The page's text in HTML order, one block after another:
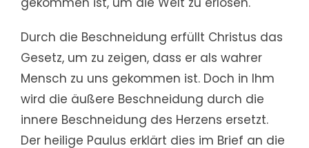
Durch die Beschneidung erfüllt Christus das
Gesetz, um zu zeigen, dass er als wahrer
Mensch zu uns gekommen ist. Doch in Ihm
wird die äußere Beschneidung durch die
innere Beschneidung des Herzens ersetzt.
Der heilige Paulus erklärt dies im Brief an die